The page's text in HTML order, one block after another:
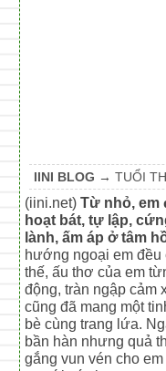
IINI BLOG →TUỔI
(iini.net)Từ nhỏ, em
hoạt bát, tự lập,
lành, ấm áp ở tâm
hướng ngoại em
thế, ấu thơ của em
động, tràn ngập cảm
cũng đã mang một
bè cùng trang lứa.
bần hàn nhưng quả
gắng vun vén cho